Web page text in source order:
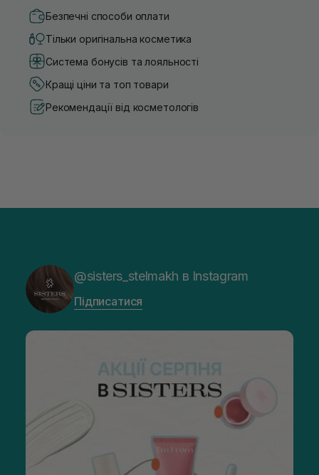
Безпечні способи оплати
Тільки оригінальна косметика
Система бонусів та лояльності
Кращі ціни та топ товари
Рекомендації від косметологів
@sisters_stelmakh в Instagram
Підписатися